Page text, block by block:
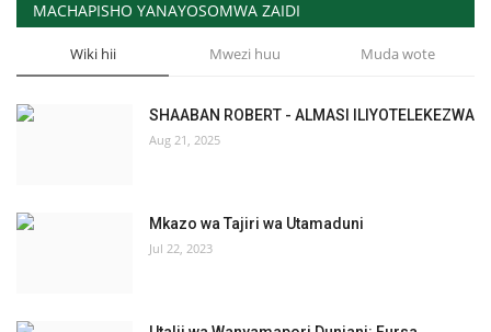
MACHAPISHO YANAYOSOMWA ZAIDI
Wiki hii Mwezi huu Muda wote
SHAABAN ROBERT - ALMASI ILIYOTELEKEZWA
Aug 21, 2025
Mkazo wa Tajiri wa Utamaduni
Jul 22, 2023